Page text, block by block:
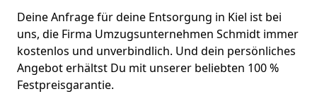
Deine Anfrage für deine Entsorgung in Kiel ist bei
uns, die Firma Umzugsunternehmen Schmidt immer
kostenlos und unverbindlich. Und dein persönliches
Angebot erhältst Du mit unserer beliebten 100 %
Festpreisgarantie.